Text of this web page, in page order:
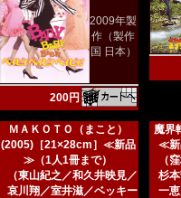
2009年製
作（製作
国 日本）
200円
ＭＡＫＯＴＯ（まこと）
(2005)［21×28cm］≪新品
≫（1人1冊まで）
（東山紀之／和久井映見／
哀川翔／室井滋／ベッキー
魔界
≪新
（
杉
一